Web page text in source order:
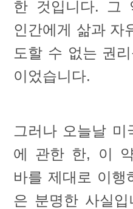
한 것입니다. 그
인간에게 삶과 자
도할 수 없는 권
이었습니다.
그러나 오늘날 미
에 관한 한, 이
바를 제대로 이행
은 분명한 사실